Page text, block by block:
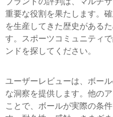
重要な役割を果たします。
を生産してきた歴史がある
す。スポーツコミュニティ
ンドを探してください。
ユーザーレビューは、ボー
な洞察を提供します。他の
ことで、ボールが実際の条